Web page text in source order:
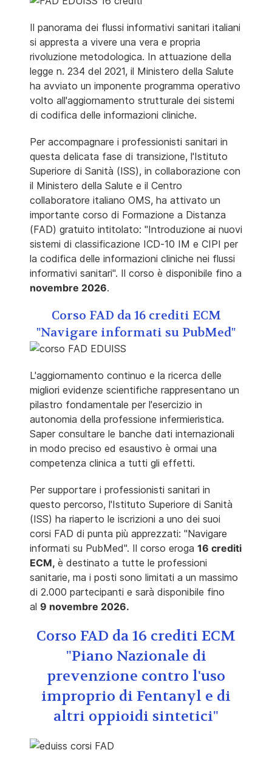
Il panorama dei flussi informativi sanitari italiani
si appresta a vivere una vera e propria
rivoluzione metodologica. In attuazione della
legge n. 234 del 2021, il Ministero della Salute
ha avviato un imponente programma operativo
volto all'aggiornamento strutturale dei sistemi
di codifica delle informazioni cliniche.
Per accompagnare i professionisti sanitari in
questa delicata fase di transizione, l'Istituto
Superiore di Sanità (ISS), in collaborazione con
il Ministero della Salute e il Centro
collaboratore italiano OMS, ha attivato un
importante corso di Formazione a Distanza
(FAD) gratuito intitolato: "Introduzione ai nuovi
sistemi di classificazione ICD-10 IM e CIPI per
la codifica delle informazioni cliniche nei flussi
informativi sanitari". Il corso è disponibile fino a
novembre 2026.
Corso FAD da 16 crediti ECM
"Navigare informati su PubMed"
L'aggiornamento continuo e la ricerca delle
migliori evidenze scientifiche rappresentano un
pilastro fondamentale per l'esercizio in
autonomia della professione infermieristica.
Saper consultare le banche dati internazionali
in modo preciso ed esaustivo è ormai una
competenza clinica a tutti gli effetti.
Per supportare i professionisti sanitari in
questo percorso, l'Istituto Superiore di Sanità
(ISS) ha riaperto le iscrizioni a uno dei suoi
corsi FAD di punta più apprezzati: "Navigare
informati su PubMed". Il corso eroga 16 crediti
ECM, è destinato a tutte le professioni
sanitarie, ma i posti sono limitati a un massimo
di 2.000 partecipanti e sarà disponibile fino
al 9 novembre 2026.
Corso FAD da 16 crediti ECM
"Piano Nazionale di
prevenzione contro l'uso
improprio di Fentanyl e di
altri oppioidi sintetici"